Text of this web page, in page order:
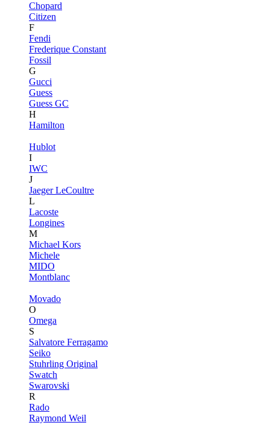
Chopard
Citizen
F
Fendi
Frederique Constant
Fossil
G
Gucci
Guess
Guess GC
H
Hamilton
Hublot
I
IWC
J
Jaeger LeCoultre
L
Lacoste
Longines
M
Michael Kors
Michele
MIDO
Montblanc
Movado
O
Omega
S
Salvatore Ferragamo
Seiko
Stuhrling Original
Swatch
Swarovski
R
Rado
Raymond Weil